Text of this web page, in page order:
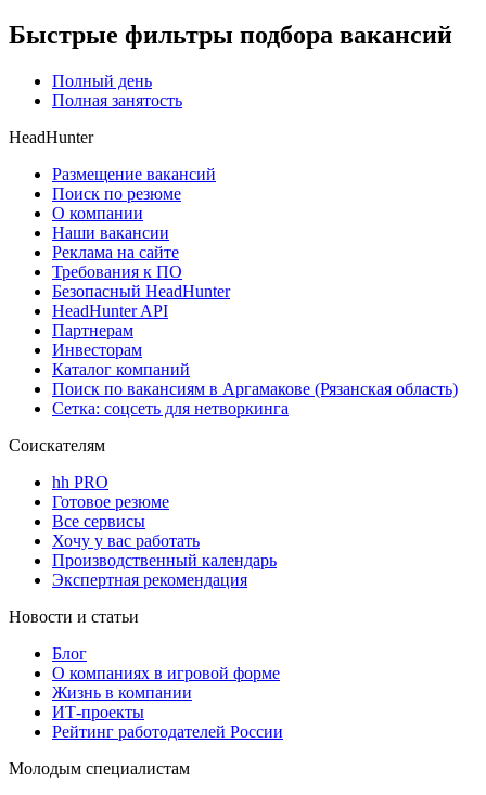
Быстрые фильтры подбора вакансий
Полный день
Полная занятость
HeadHunter
Размещение вакансий
Поиск по резюме
О компании
Наши вакансии
Реклама на сайте
Требования к ПО
Безопасный HeadHunter
HeadHunter API
Партнерам
Инвесторам
Каталог компаний
Поиск по вакансиям в Аргамакове (Рязанская область)
Сетка: соцсеть для нетворкинга
Соискателям
hh PRO
Готовое резюме
Все сервисы
Хочу у вас работать
Производственный календарь
Экспертная рекомендация
Новости и статьи
Блог
О компаниях в игровой форме
Жизнь в компании
ИТ-проекты
Рейтинг работодателей России
Молодым специалистам